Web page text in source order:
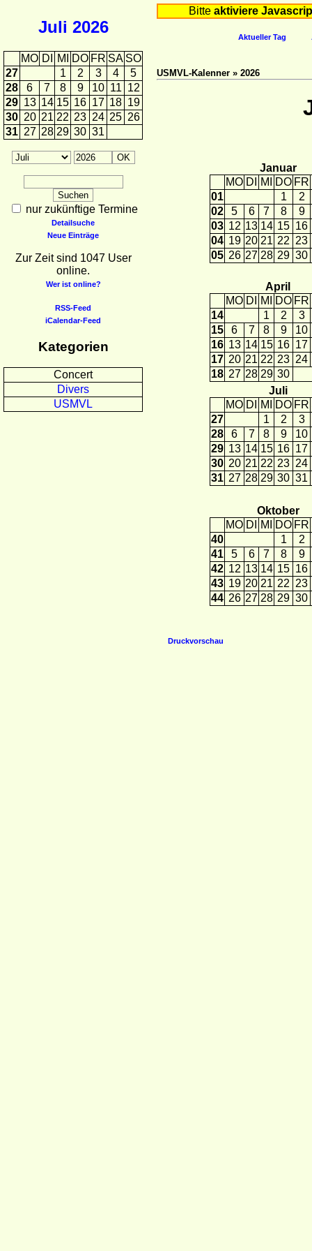
Juli 2026
MO DI MI DO FR SA SO
27
1 2 3 4
5
28
6 7 8 9 10 11 12
29 13 14 15 16 17 18 19
30 20 21 22 23 24 25 26
31 27 28 29 30 31
nur zukünftige Termine
Detailsuche
Neue Einträge
Zur Zeit sind 1047 User
online.
Wer ist online?
RSS-Feed
iCalendar-Feed
Kategorien
Concert
Divers
USMVL
Bitte aktiviere
Aktueller Tag
USMVL-Kalenner » 2026
Januar
MO DI MI DO FR
01
1
2
02
5 6 7 8
9
03 12 13 14 15 16
04 19 20 21 22 23
05 26 27 28 29 30
April
MO DI MI DO FR
14
1 2
3
15
6 7 8 9
10
16 13 14 15 16 17
17 20 21 22 23 24
18 27 28 29 30
Juli
MO DI MI DO FR
27
1 2
3
28
6 7 8 9
10
29 13 14 15 16 17
30 20 21 22 23 24
31 27 28 29 30 31
Oktober
MO DI MI DO FR
40
1
2
41
5 6 7 8
9
42 12 13 14 15 16
43 19 20 21 22 23
44 26 27 28 29 30
Druckvorschau